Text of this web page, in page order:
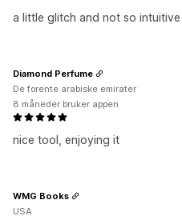
a little glitch and not so
nice tool, enjoying it
Diamond Perfume
De forente arabiske emirater
8 måneder bruker appen
WMG Books
USA